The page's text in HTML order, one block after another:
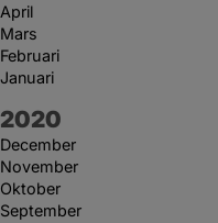
April
Mars
Februari
Januari
År:
2020
December
November
Oktober
September